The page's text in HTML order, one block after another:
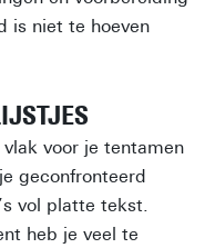
is niet te hoeven
voor je tentamen
geconfronteerd
vol platte tekst.
heb je veel te